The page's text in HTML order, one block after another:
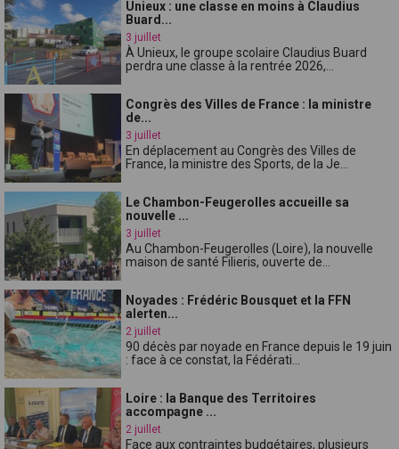
Unieux : une classe en moins à Claudius
Buard...
3 juillet
À Unieux, le groupe scolaire Claudius Buard
perdra une classe à la rentrée 2026,...
Congrès des Villes de France : la ministre
de...
3 juillet
En déplacement au Congrès des Villes de
France, la ministre des Sports, de la Je...
Le Chambon-Feugerolles accueille sa
nouvelle ...
3 juillet
Au Chambon-Feugerolles (Loire), la nouvelle
maison de santé Filieris, ouverte de...
Noyades : Frédéric Bousquet et la FFN
alerten...
2 juillet
90 décès par noyade en France depuis le 19 juin
: face à ce constat, la Fédérati...
Loire : la Banque des Territoires
accompagne ...
2 juillet
Face aux contraintes budgétaires, plusieurs